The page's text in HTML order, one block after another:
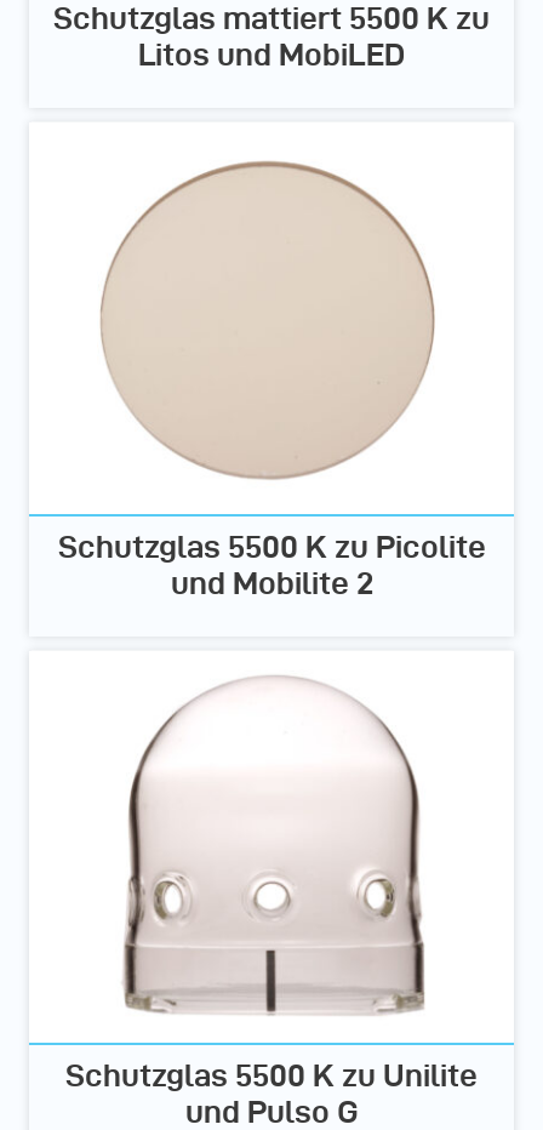
Schutzglas mattiert 5500 K zu
Litos und MobiLED
Schutzglas 5500 K zu Picolite
und Mobilite 2
Schutzglas 5500 K zu Unilite
und Pulso G